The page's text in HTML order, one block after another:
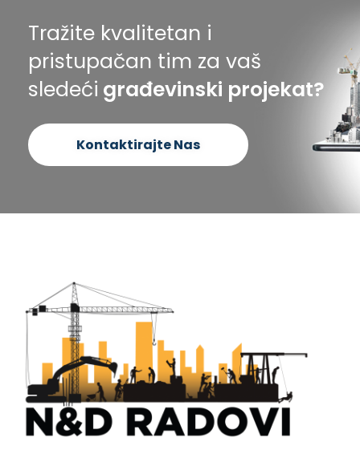
Tražite kvalitetan i
pristupačan tim za vaš
sledeći građevinski projekat?
Kontaktirajte Nas